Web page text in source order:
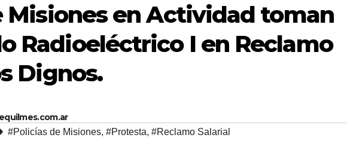
Misiones en Actividad toman
Radioeléctrico I en Reclamo
Dignos.
#Policías de Misiones, #Protesta, #Reclamo Salarial